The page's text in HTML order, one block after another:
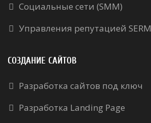
Социальные сети (SMM)
Управления репутацией SERM
СОЗДАНИЕ САЙТОВ
Разработка сайтов под ключ
Разработка Landing Page